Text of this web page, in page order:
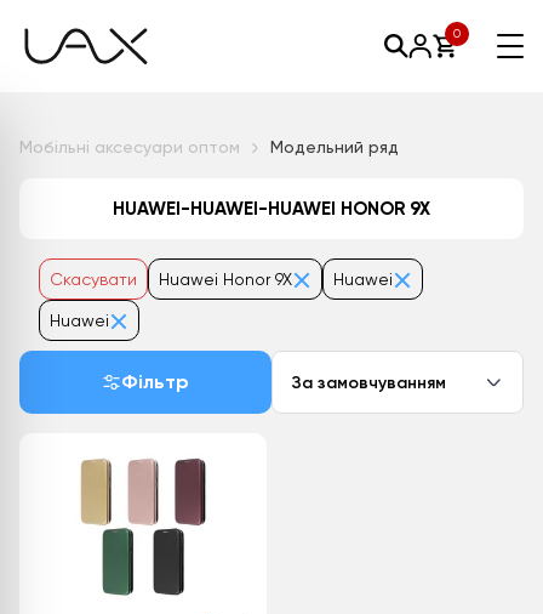
0
Мобільні аксесуари оптом Модельний ряд
HUAWEI-HUAWEI-HUAWEI HONOR 9X
Скасувати Huawei Honor 9X Huawei
Huawei
Фільтр За замовчуванням